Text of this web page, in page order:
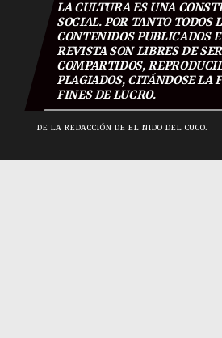
LA CULTURA ES UNA
SOCIAL. POR TANTO TODOS
CONTENIDOS PUBLICADOS
REVISTA SON LIBRES DE SER
COMPARTIDOS,
PLAGIADOS, CITÁNDOSE LA
FINES DE LUCRO.
DE LA REDACCIÓN DE EL NIDO DEL CUCO.